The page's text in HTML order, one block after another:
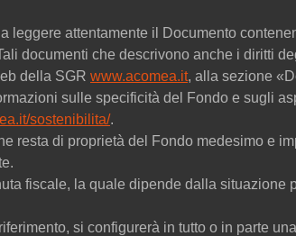
attentamente il Documento
documenti che descrivono anche i diritti
della SGR www.acomea.it, alla sezione
sulle specificità del Fondo e sugli
sostenibilita/.
resta di proprietà del Fondo medesimo e
fiscale, la quale dipende dalla situazione
si configurerà in tutto o in parte